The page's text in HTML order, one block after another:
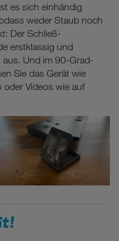
es sich einhändig
weder Staub noch
Der Schließ-
erstklassig und
Und im 90-Grad-
Sie das Gerät wie
oder Videos wie auf